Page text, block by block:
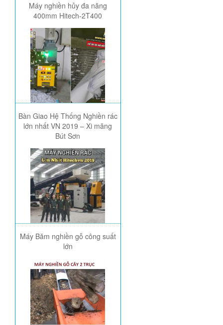
Máy nghiền hủy đa năng
400mm Hitech-2T400
Bàn Giao Hệ Thống Nghiền rác
lớn nhất VN 2019 – Xi măng
Bút Sơn
Máy Băm nghiền gỗ công suất
lớn